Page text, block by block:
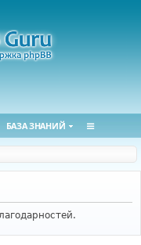
БАЗА ЗНАНИЙ